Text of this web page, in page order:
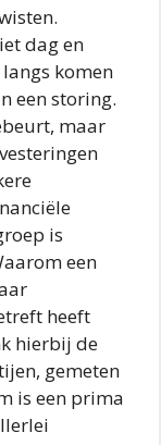
dag en
komen
een storing.
maar
is
een
heeft
hierbij de
gemeten
is een prima